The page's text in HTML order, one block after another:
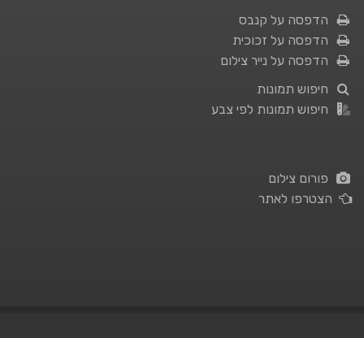
הדפסה על קנבס
הדפסה על זכוכית
הדפסה על נייר צילום
חיפוש תמונות
חיפוש תמונות לפי צבע
פורום צילום
הצטרפו לאתר